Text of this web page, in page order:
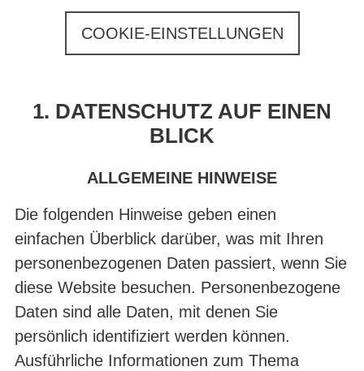
COOKIE-EINSTELLUNGEN
1. DATENSCHUTZ AUF EINEN
BLICK
ALLGEMEINE HINWEISE
Die folgenden Hinweise geben einen
einfachen Überblick darüber, was mit Ihren
personenbezogenen Daten passiert, wenn Sie
diese Website besuchen. Personenbezogene
Daten sind alle Daten, mit denen Sie
persönlich identifiziert werden können.
Ausführliche Informationen zum Thema